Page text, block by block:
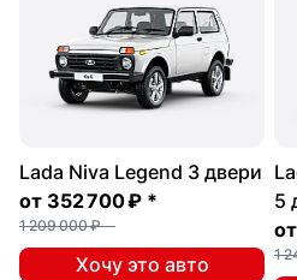
Lada Niva Legend 3 двери
от 352 700 ₽ *
1 209 000 ₽
Хочу это авто
5
от
1